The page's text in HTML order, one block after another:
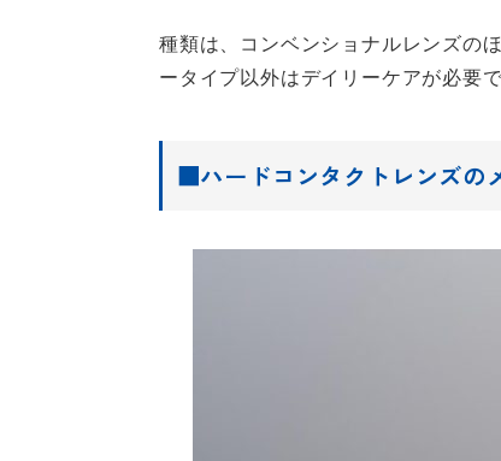
種類は、コンベンショナルレンズの
ータイプ以外はデイリーケアが必要
■ハードコンタクトレンズの